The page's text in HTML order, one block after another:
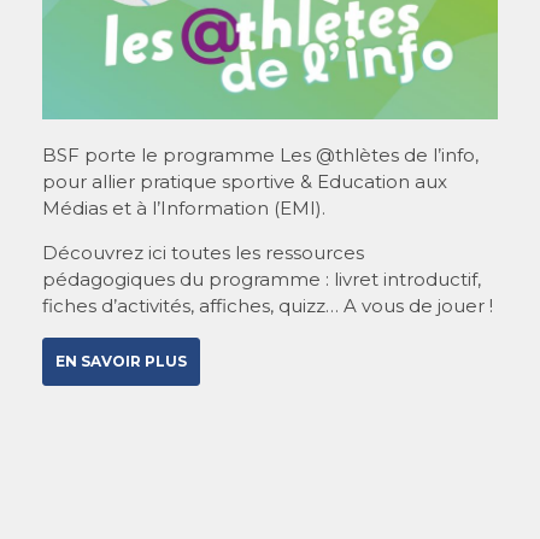
BSF porte le programme Les @thlètes de l’info,
pour allier pratique sportive & Education aux
Médias et à l’Information (EMI).
Découvrez ici toutes les ressources
pédagogiques du programme : livret introductif,
fiches d’activités, affiches, quizz… A vous de jouer !
EN SAVOIR PLUS